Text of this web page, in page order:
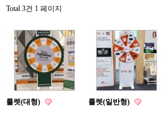
Total 3건 1 페이지
룰렛(대형) 룰렛(일반형)